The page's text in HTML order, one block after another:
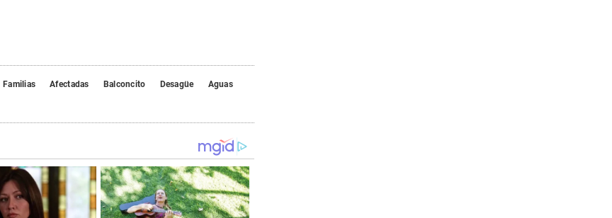
Familias Afectadas Balconcito Desagüe
Aguas